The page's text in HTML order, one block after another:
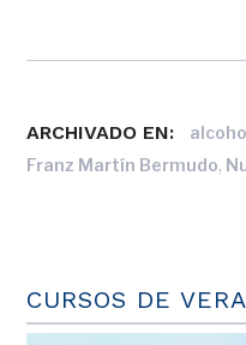
ARCHIVADO EN:
Franz Martín Bermudo,
CURSOS DE